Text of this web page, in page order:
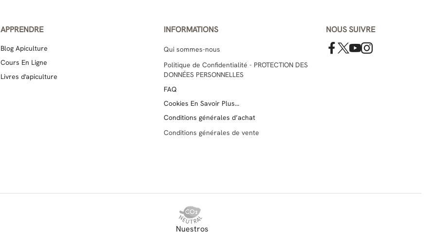
APPRENDRE
Blog Apiculture
Cours En Ligne
Livres d'apiculture
INFORMATIONS
Qui sommes-nous
Politique de Confidentialité - PROTECTION DES
DONNÉES PERSONNELLES
FAQ
Cookies En Savoir Plus...
Conditions générales d’achat
Conditions générales de vente
NOUS SUIVRE
Nuestros